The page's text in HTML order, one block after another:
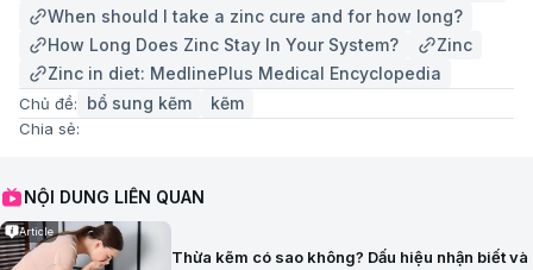
When should I take a zinc cure and for how long?
How Long Does Zinc Stay In Your System?
Zinc
Zinc in diet: MedlinePlus Medical Encyclopedia
Chủ đề: bổ sung kẽm kẽm
Chia sẻ:
NỘI DUNG LIÊN QUAN
Article
Thừa kẽm có sao không? Dấu hiệu nhận biết và